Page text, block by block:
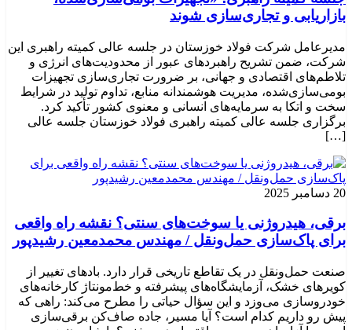
بازاریابی و تجاری‌سازی شوند
مدیرعامل شرکت فولاد خوزستان در جلسه عالی کمیته راهبری این
شرکت، ضمن تشریح راهبردهای عبور از محدودیت‌های انرژی و
تلاطم‌های اقتصادی و جهانی، بر ضرورت تجاری‌سازی تجهیزات
بومی‌سازی‌شده، مدیریت هوشمندانه منابع، تداوم تولید در شرایط
سخت و اتکا به سرمایه‌های انسانی و معنوی کشور تأکید کرد.
برگزاری جلسه عالی کمیته راهبری فولاد خوزستان جلسه عالی
[…]
20 دسامبر 2025
برقی، هیدروژنی یا سوخت‌های سنتی؟ نقشه راه واقعی
برای پاک‌سازی حمل‌ونقل / مهندس محمدمعین رشیدپور
صنعت حمل‌ونقل در یک تقاطع تاریخی قرار دارد. بادهای تغییر از
کویرهای خشک، آزمایشگاه‌های پیشرفته و خط‌مونتاژ کارخانه‌های
خودروسازی می‌وزد و این سؤال حیاتی را مطرح می‌کند: راهی که
پیش رو داریم کدام است؟ آیا مسیر، جاده صاف‌کن برقی‌سازی